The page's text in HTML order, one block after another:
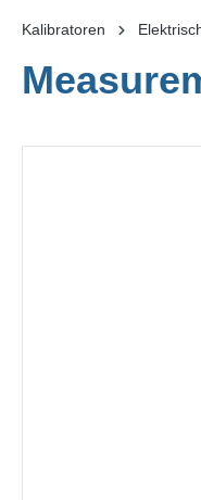
Kalibratoren